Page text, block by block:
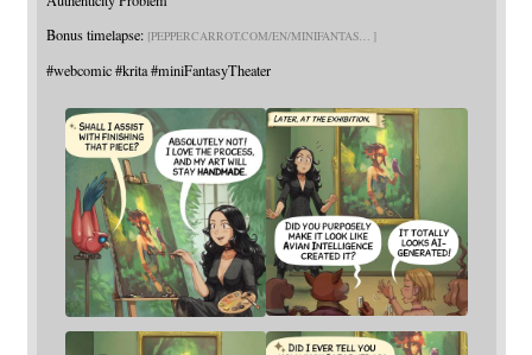
Bonus timelapse: PEPPERCARROT.COM/EN/MINIFANTAS
#webcomic #krita #miniFantasyTheater